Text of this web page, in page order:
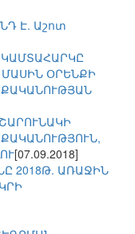
Է. Աշոտ
ՕՐԵՆՔԻ
[07.09.2018]
2018Թ. ԱՌԱՋԻՆ